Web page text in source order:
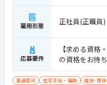
雇用形態 正社員(正職員)
応募要件
【求める資格
の資格をお持
車通勤可 住宅手当・補助 産休･育